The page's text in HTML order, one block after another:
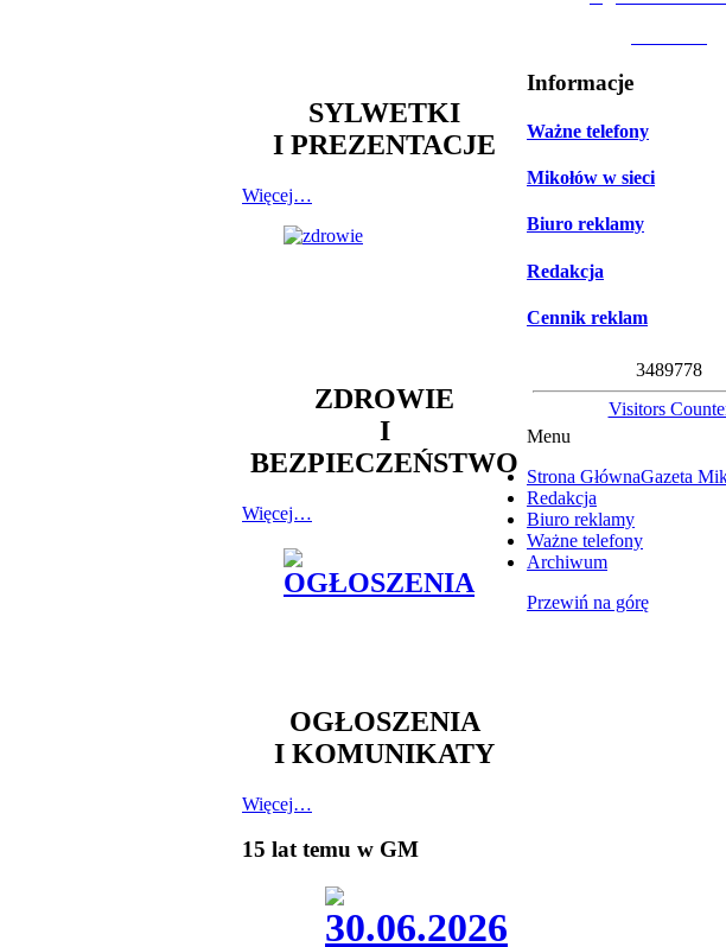
SYLWETKI
I PREZENTACJE
Więcej…
ZDROWIE
I
BEZPIECZEŃSTWO
Więcej…
OGŁOSZENIA
I KOMUNIKATY
Więcej…
15 lat temu w GM
Informacje
Ważne telefony
Mikołów w sieci
Biuro reklamy
Redakcja
Cennik reklam
3489778
Visitors
Menu
Strona GłównaGazeta
Redakcja
Biuro reklamy
Ważne telefony
Archiwum
Przewiń na górę